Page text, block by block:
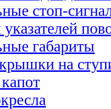
стоп-
габариты
на